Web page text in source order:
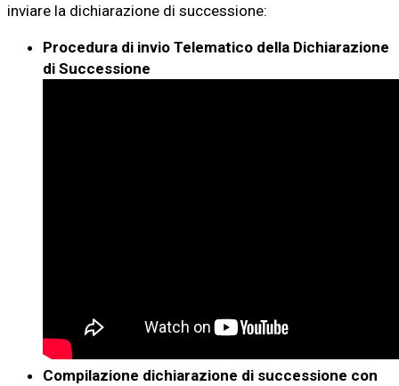
inviare la dichiarazione di successione:
Procedura di invio Telematico della Dichiarazione
di Successione
Compilazione dichiarazione di successione con